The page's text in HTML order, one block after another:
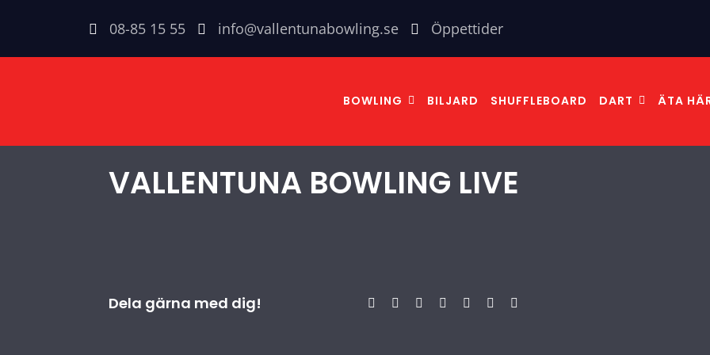
content
08-85 15 55 info@vallentunabowling.se Öppettider
BOWLING BILJARD SHUFFLEBOARD DART ÄTA
VALLENTUNA BOWLING LIVE
Dela gärna med dig!